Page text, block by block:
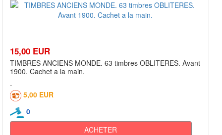
15,00 EUR
TIMBRES ANCIENS MONDE. 63 timbres OBLITERES. Avant
1900. Cachet a la main.
5,00 EUR
0
ACHETER